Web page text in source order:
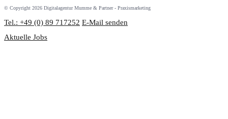
© Copyright 2026 Digitalagentur Mumme & Partner - Praxismarketing
Tel.: +49 (0) 89 717252 E-Mail senden
Aktuelle Jobs